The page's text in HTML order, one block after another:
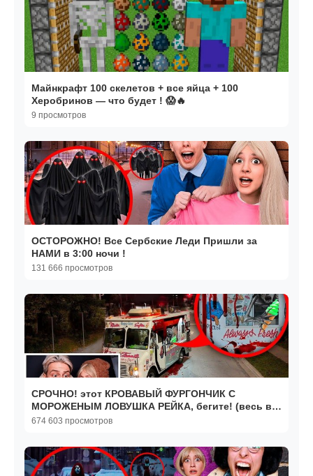
Майнкрафт 100 скелетов + все яйца + 100
Херобринов — что будет ! 😱🔥
9 просмотров
ОСТОРОЖНО! Все Сербские Леди Пришли за
НАМИ в 3:00 ночи !
131 666 просмотров
СРОЧНО! этот КРОВАВЫЙ ФУРГОНЧИК С
МОРОЖЕНЫМ ЛОВУШКА РЕЙКА, бегите! (весь в
крови)
674 603 просмотров